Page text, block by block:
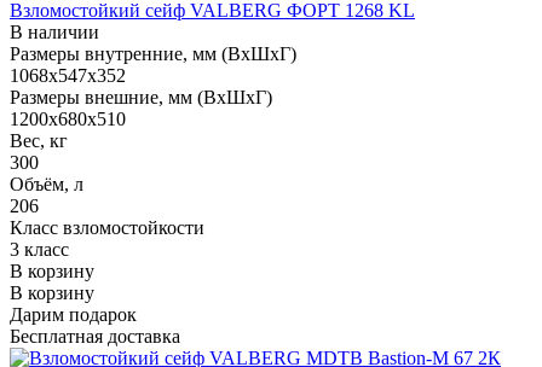
Взломостойкий сейф VALBERG ФОРТ 1268 KL
В наличии
Размеры внутренние, мм (ВхШхГ)
1068x547x352
Размеры внешние, мм (ВхШхГ)
1200x680x510
Вес, кг
300
Объём, л
206
Класс взломостойкости
3 класс
В корзину
В корзину
Дарим подарок
Бесплатная доставка